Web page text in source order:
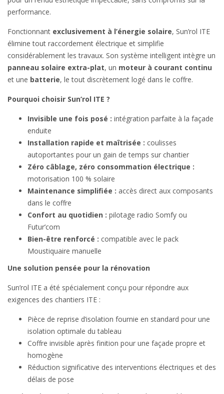
performance.
Fonctionnant exclusivement à l’énergie solaire, Sun’rol ITE
élimine tout raccordement électrique et simplifie
considérablement les travaux. Son système intelligent intègre un
panneau solaire extra-plat, un moteur à courant continu
et une batterie, le tout discrètement logé dans le coffre.
Pourquoi choisir Sun’rol ITE ?
Invisible une fois posé : intégration parfaite à la façade
enduite
Installation rapide et maîtrisée : coulisses
autoportantes pour un gain de temps sur chantier
Zéro câblage, zéro consommation électrique :
motorisation 100 % solaire
Maintenance simplifiée : accès direct aux composants
dans le coffre
Confort au quotidien : pilotage radio Somfy ou
Futur’com
Bien-être renforcé : compatible avec le pack
Moustiquaire manuelle
Une solution pensée pour la rénovation
Sun’rol ITE a été spécialement conçu pour répondre aux
exigences des chantiers ITE :
Pièce de reprise d’isolation fournie en standard pour une
isolation optimale du tableau
Coffre invisible après finition pour une façade propre et
homogène
Réduction significative des interventions électriques et des
délais de pose